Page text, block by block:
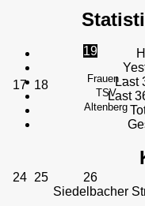
17 18
19
Frauen -
TSV
Altenberg
24 25 26
Last
Last
Siedelbacher